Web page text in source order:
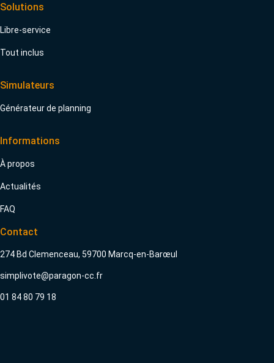
Solutions
Libre-service
Tout inclus
Simulateurs
Générateur de planning
Informations
À propos
Actualités
FAQ
Contact
274 Bd Clemenceau, 59700 Marcq-en-Barœul
simplivote@paragon-cc.fr
01 84 80 79 18